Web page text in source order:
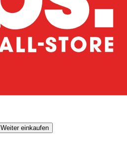
Weiter einkaufen